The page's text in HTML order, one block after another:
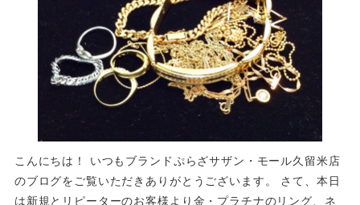
こんにちは！ いつもブランドぷらざサザン・モール久留米店
のブログをご覧いただきありがとうございます。 さて、本日
は新規とリピーターのお客様より金・プラチナのリング、ネ